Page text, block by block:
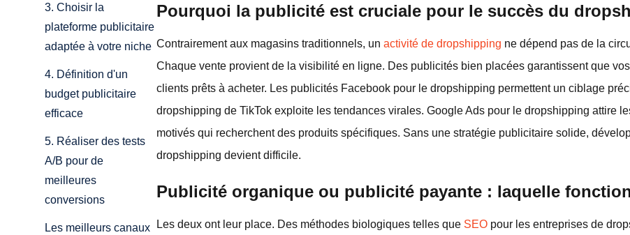
3. Choisir la
plateforme publicitaire
adaptée à votre niche
4. Définition d'un
budget publicitaire
efficace
5. Réaliser des tests
A/B pour de
meilleures
conversions
Les meilleurs canaux
Pourquoi la publicité est cruciale pour le succès du
Contrairement aux magasins traditionnels, un activité de dropshipping ne dépend pas de la
Chaque vente provient de la visibilité en ligne. Des publicités bien placées garantissent que
clients prêts à acheter. Les publicités Facebook pour le dropshipping permettent un ciblage
dropshipping de TikTok exploite les tendances virales. Google Ads pour le dropshipping attire
motivés qui recherchent des produits spécifiques. Sans une stratégie publicitaire solide,
dropshipping devient difficile.
Publicité organique ou publicité payante : laquelle
Les deux ont leur place. Des méthodes biologiques telles que SEO pour les entreprises de